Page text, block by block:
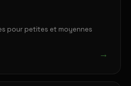
pour petites et moyennes
→